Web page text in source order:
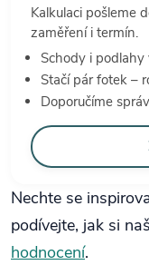
Kalkulaci pošleme
zaměření i termín.
Schody i
Stačí pár fotek –
Doporučíme
Nechte se
podívejte, jak si
hodnocení.